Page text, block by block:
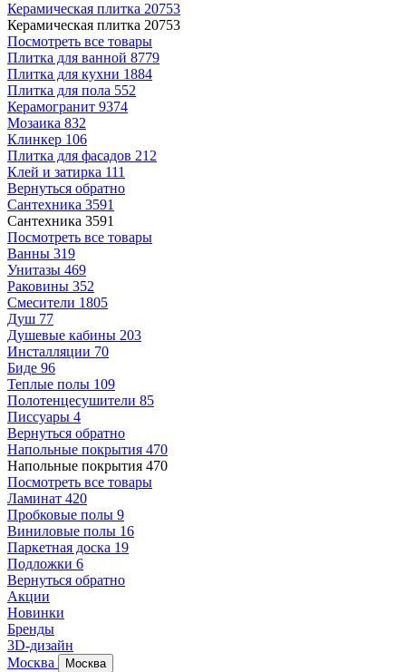
Керамическая плитка 20753
Керамическая плитка 20753
Посмотреть все товары
Плитка для ванной 8779
Плитка для кухни 1884
Плитка для пола 552
Керамогранит 9374
Мозаика 832
Клинкер 106
Плитка для фасадов 212
Клей и затирка 111
Вернуться обратно
Сантехника 3591
Сантехника 3591
Посмотреть все товары
Ванны 319
Унитазы 469
Раковины 352
Смесители 1805
Душ 77
Душевые кабины 203
Инсталляции 70
Биде 96
Теплые полы 109
Полотенцесушители 85
Писсуары 4
Вернуться обратно
Напольные покрытия 470
Напольные покрытия 470
Посмотреть все товары
Ламинат 420
Пробковые полы 9
Виниловые полы 16
Паркетная доска 19
Подложки 6
Вернуться обратно
Акции
Новинки
Бренды
3D-дизайн
Москва
Москва